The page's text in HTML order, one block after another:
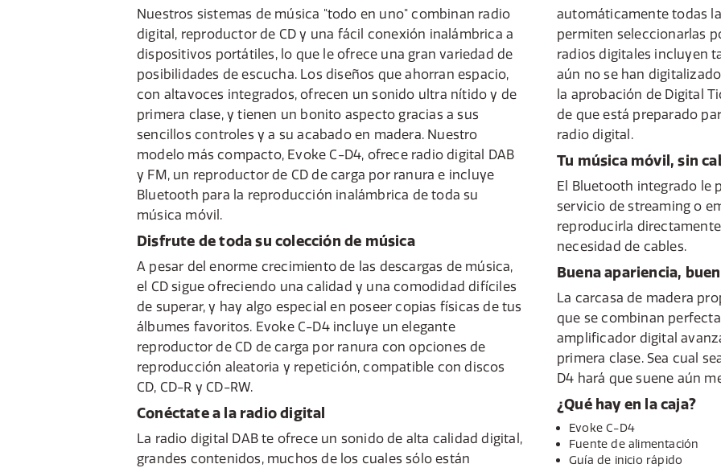
Nuestros sistemas de música "todo en uno" combinan radio
digital, reproductor de CD y una fácil conexión inalámbrica a
dispositivos portátiles, lo que le ofrece una gran variedad de
posibilidades de escucha. Los diseños que ahorran espacio,
con altavoces integrados, ofrecen un sonido ultra nítido y de
primera clase, y tienen un bonito aspecto gracias a sus
sencillos controles y a su acabado en madera. Nuestro
modelo más compacto, Evoke C-D4, ofrece radio digital DAB
y FM, un reproductor de CD de carga por ranura e incluye
Bluetooth para la reproducción inalámbrica de toda su
música móvil.
Disfrute de toda su colección de música
A pesar del enorme crecimiento de las descargas de música,
el CD sigue ofreciendo una calidad y una comodidad difíciles
de superar, y hay algo especial en poseer copias físicas de tus
álbumes favoritos. Evoke C-D4 incluye un elegante
reproductor de CD de carga por ranura con opciones de
reproducción aleatoria y repetición, compatible con discos
CD, CD-R y CD-RW.
Conéctate a la radio digital
La radio digital DAB te ofrece un sonido de alta calidad digital,
grandes contenidos, muchos de los cuales sólo están
automáticamente todas
permiten seleccionarlas
radios digitales incluyen
aún no se han
la aprobación de Digital
de que está preparado
radio digital.
Tu música móvil, sin
El Bluetooth integrado le
servicio de streaming o
reproducirla
necesidad de cables.
Buena apariencia,
La carcasa de madera
que se combinan
amplificador digital
primera clase. Sea cual
D4 hará que suene aún
¿Qué hay en la caja?
Evoke C-D4
Fuente de alimentación
Guía de inicio rápido